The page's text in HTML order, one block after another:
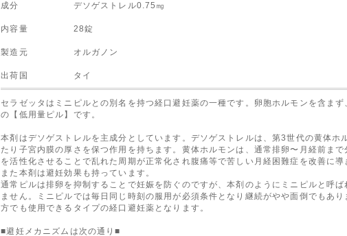
成分 デソゲストレル0.75㎎
内容量 28錠
製造元 オルガノン
出荷国 タイ
セラゼッタはミニピルとの別名を持つ経口避妊薬の一種です。卵胞ホルモンを含ま
の【低用量ピル】です。
本剤はデソゲストレルを主成分としています。デソゲストレルは、第3世代の黄体ホ
たり子宮内膜の厚さを保つ作用を持ちます。黄体ホルモンは、通常排卵〜月経前ま
を活性化させることで乱れた周期が正常化され腹痛等で苦しい月経困難症を改善に導
また本剤は避妊効果も持っています。
通常ピルは排卵を抑制することで妊娠を防ぐのですが、本剤のようにミニピルと呼
ません。ミニピルでは毎日同じ時刻の服用が必須条件となり継続がやや面倒でもあ
方でも使用できるタイプの経口避妊薬となります。
■避妊メカニズムは次の通り■